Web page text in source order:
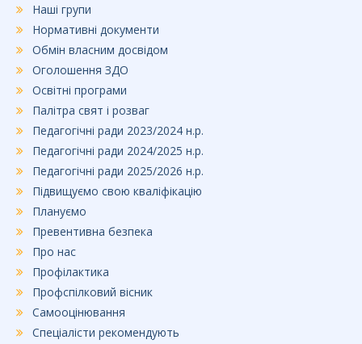
Наші групи
Нормативні документи
Обмін власним досвідом
Оголошення ЗДО
Освітні програми
Палітра свят і розваг
Педагогічні ради 2023/2024 н.р.
Педагогічні ради 2024/2025 н.р.
Педагогічні ради 2025/2026 н.р.
Підвищуємо свою кваліфікацію
Плануємо
Превентивна безпека
Про нас
Профілактика
Профспілковий вісник
Самооцінювання
Спеціалісти рекомендують